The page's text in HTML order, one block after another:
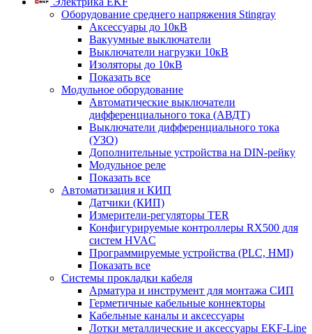
Оборудование среднего напряжения Stingray
Аксессуары до 10кВ
Вакуумные выключатели
Выключатели нагрузки 10кВ
Изоляторы до 10кВ
Показать все
Модульное оборудование
Автоматические выключатели
дифференциального тока (АВДТ)
Выключатели дифференциального тока
(УЗО)
Дополнительные устройства на DIN-рейку
Модульное реле
Показать все
Автоматизация и КИП
Датчики (КИП)
Измерители-регуляторы TER
Конфигурируемые контроллеры RX500 для
систем HVAC
Программируемые устройства (PLC, HMI)
Показать все
Системы прокладки кабеля
Арматура и инструмент для монтажа СИП
Герметичные кабельные коннекторы
Кабельные каналы и аксессуары
Лотки металлические и аксессуары EKF-Line